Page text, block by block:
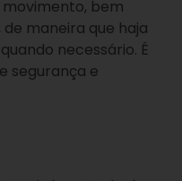
bem
maneira que haja
necessário. É
segurança e